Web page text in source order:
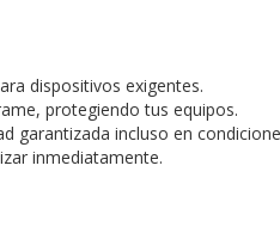
dispositivos exigentes.
protegiendo tus equipos.
garantizada incluso en
inmediatamente.